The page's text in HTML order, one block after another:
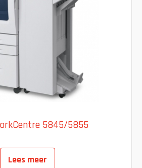
5845/5855
Lees meer